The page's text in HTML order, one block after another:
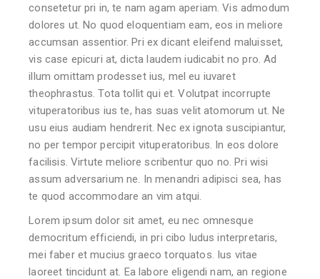
consetetur pri in, te nam agam aperiam. Vis admodum
dolores ut. No quod eloquentiam eam, eos in meliore
accumsan assentior. Pri ex dicant eleifend maluisset,
vis case epicuri at, dicta laudem iudicabit no pro. Ad
illum omittam prodesset ius, mel eu iuvaret
theophrastus. Tota tollit qui et. Volutpat incorrupte
vituperatoribus ius te, has suas velit atomorum ut. Ne
usu eius audiam hendrerit. Nec ex ignota suscipiantur,
no per tempor percipit vituperatoribus. In eos dolore
facilisis. Virtute meliore scribentur quo no. Pri wisi
assum adversarium ne. In menandri adipisci sea, has
te quod accommodare an vim atqui.
Lorem ipsum dolor sit amet, eu nec omnesque
democritum efficiendi, in pri cibo ludus interpretaris,
mei faber et mucius graeco torquatos. Ius vitae
laoreet tincidunt at. Ea labore eligendi nam, an regione